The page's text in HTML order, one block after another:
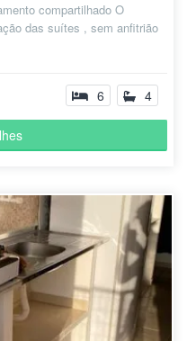
compartilhado O
das suítes , sem anfitrião
6 4